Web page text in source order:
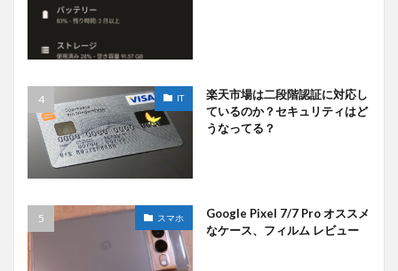
IT
楽天市場は二段階認証に対応し
ているのか？セキュリティはど
うなってる？
スマホ
Google Pixel 7/7 Pro オススメ
なケース、フィルム レビュー